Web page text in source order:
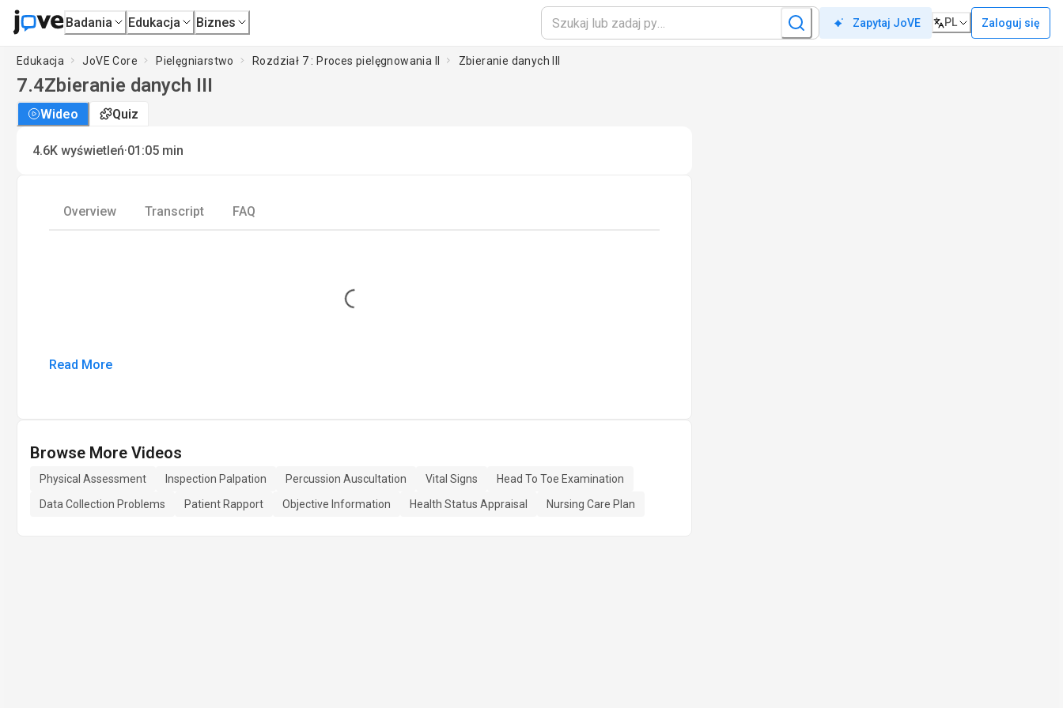
Badania Edukacja Biznes Zapytaj JoVE PL Zaloguj się
Edukacja JoVE Core Pielęgniarstwo Rozdział 7 : Proces pielęgnowania II Zbieranie danych III
7.4Zbieranie danych III
Wideo Quiz
4.6K wyświetleń·01:05 min
Overview Transcript FAQ
Loading...
Read More
Browse More Videos
Physical Assessment Inspection Palpation Percussion Auscultation Vital Signs
Head To Toe Examination
Data Collection Problems
Patient Rapport Objective Information Health Status Appraisal Nursing Care Plan